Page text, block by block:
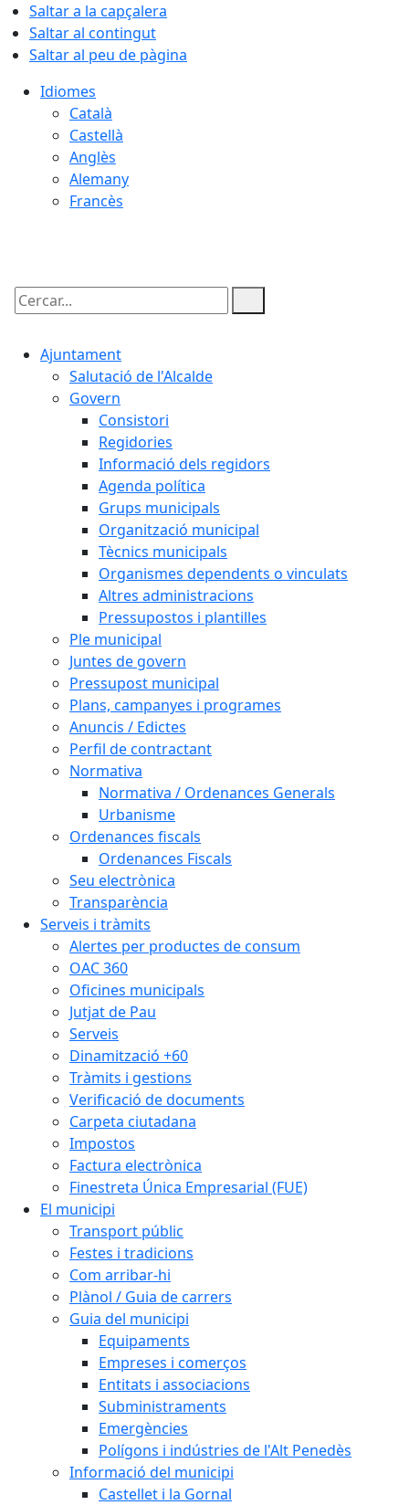
Saltar a la capçalera
Saltar al contingut
Saltar al peu de pàgina
Idiomes
Català
Castellà
Anglès
Alemany
Francès
Cercar:
Ajuntament
Salutació de l'Alcalde
Govern
Consistori
Regidories
Informació dels regidors
Agenda política
Grups municipals
Organització municipal
Tècnics municipals
Organismes dependents o vinculats
Altres administracions
Pressupostos i plantilles
Ple municipal
Juntes de govern
Pressupost municipal
Plans, campanyes i programes
Anuncis / Edictes
Perfil de contractant
Normativa
Normativa / Ordenances Generals
Urbanisme
Ordenances fiscals
Ordenances Fiscals
Seu electrònica
Transparència
Serveis i tràmits
Alertes per productes de consum
OAC 360
Oficines municipals
Jutjat de Pau
Serveis
Dinamització +60
Tràmits i gestions
Verificació de documents
Carpeta ciutadana
Impostos
Factura electrònica
Finestreta Única Empresarial (FUE)
El municipi
Transport públic
Festes i tradicions
Com arribar-hi
Plànol / Guia de carrers
Guia del municipi
Equipaments
Empreses i comerços
Entitats i associacions
Subministraments
Emergències
Polígons i indústries de l'Alt Penedès
Informació del municipi
Castellet i la Gornal